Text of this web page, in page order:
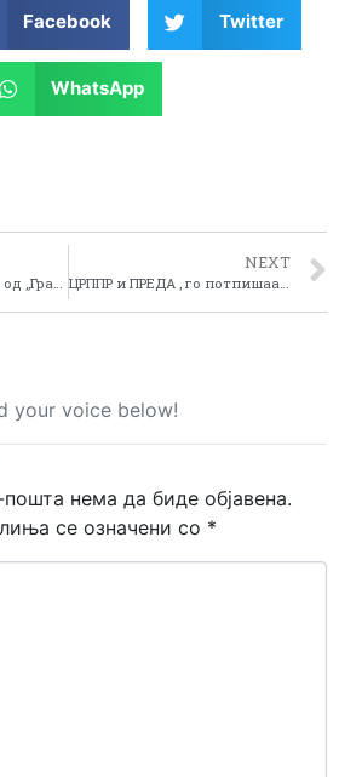
Facebook Twitter
WhatsApp
NEXT
your voice below!
нема да биде објавена.
се означени со *